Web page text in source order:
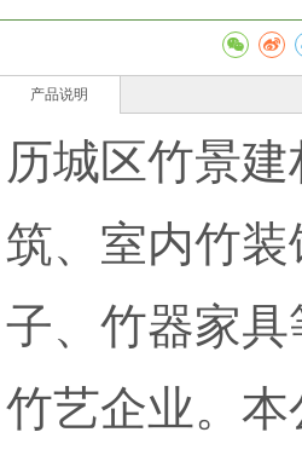
产品说明
历城区竹景
筑、室内竹
子、竹器家
竹艺企业。